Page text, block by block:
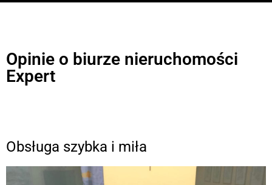
Opinie o biurze nieruchomości
Expert
Obsługa szybka i miła